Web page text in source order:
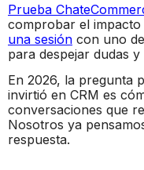
Prueba
comprobar el
una sesión con uno
para despejar dudas
En 2026, la pregunta
invirtió en CRM es
conversaciones que
Nosotros ya
respuesta.